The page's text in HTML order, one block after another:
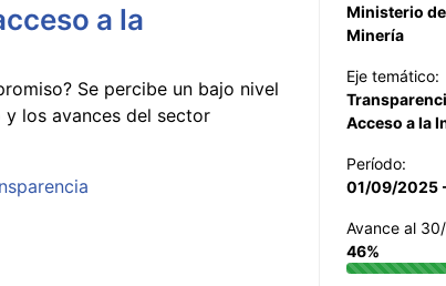
a la
Se percibe un bajo nivel
los avances del sector
Ministerio
Minería
Eje temático:
Acceso a la
Período:
01/09/2025
Avance al
46%